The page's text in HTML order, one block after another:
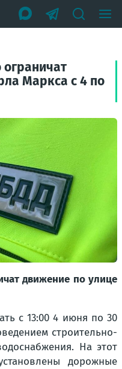
Маркса с 4 по
движение по улице
с 13:00 4 июня по 30
строительно-
На этот
дорожные